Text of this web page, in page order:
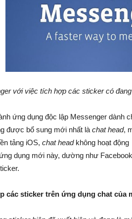
với việc tích hợp các sticker có
ứng dụng độc lập Messenger dành
được bổ sung mới nhất là chat head,
tảng iOS, chat headkhông hoạt động
dụng mới này, dường như
các sticker trên ứng dụng chat của